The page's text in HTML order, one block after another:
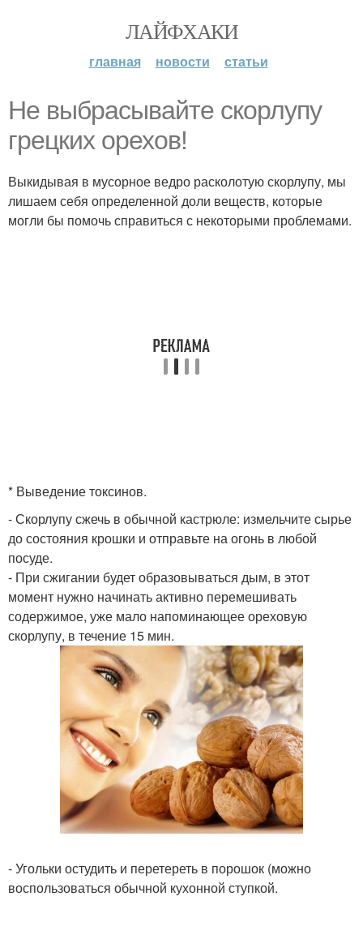
ЛАЙФХАКИ
главная новости статьи
Не выбрасывайте скорлупу
грецких орехов!
Выкидывая в мусорное ведро расколотую скорлупу, мы
лишаем себя определенной доли веществ, которые
могли бы помочь справиться с некоторыми проблемами.
* Выведение токсинов.
- Скорлупу сжечь в обычной кастрюле: измельчите сырье
до состояния крошки и отправьте на огонь в любой
посуде.
- При сжигании будет образовываться дым, в этот
момент нужно начинать активно перемешивать
содержимое, уже мало напоминающее ореховую
скорлупу, в течение 15 мин.
- Угольки остудить и перетереть в порошок (можно
воспользоваться обычной кухонной ступкой.